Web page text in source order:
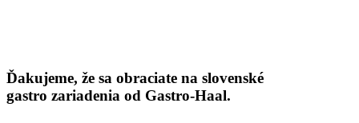
Ďakujeme, že sa obraciate na slovenské
gastro zariadenia od Gastro-Haal.